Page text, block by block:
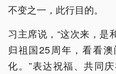
不变之一，此行目的。
习主席说，“这次来，是
归祖国25周年，看看
化。”表达祝福、共同